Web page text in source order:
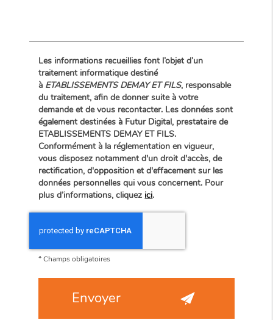
Les informations recueillies font l’objet d’un
traitement informatique destiné
à ETABLISSEMENTS DEMAY ET FILS, responsable
du traitement, afin de donner suite à votre
demande et de vous recontacter. Les données sont
également destinées à Futur Digital, prestataire de
ETABLISSEMENTS DEMAY ET FILS.
Conformément à la réglementation en vigueur,
vous disposez notamment d'un droit d'accès, de
rectification, d'opposition et d'effacement sur les
données personnelles qui vous concernent. Pour
plus d’informations, cliquez ici.
*Champs obligatoires